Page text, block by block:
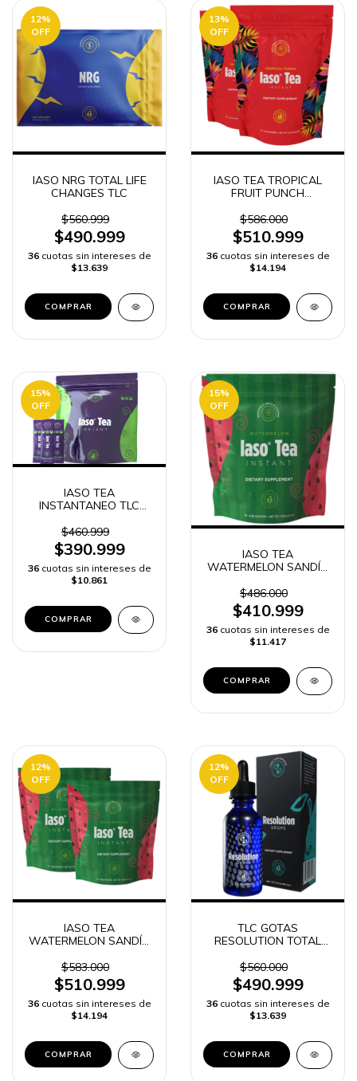
12%
OFF
IASO NRG TOTAL LIFE
CHANGES TLC
$560.999
$490.999
36 cuotas sin intereses de
$13.639
13%
OFF
IASO TEA TROPICAL
FRUIT PUNCH
LIFE CHANGES 50
SOBRES
$586.000
$510.999
36 cuotas sin intereses de
$14.194
15%
OFF
IASO TEA
INSTANTANEO TLC
25 sobres
$460.999
$390.999
36 cuotas sin intereses de
$10.861
15%
OFF
IASO TEA
WATERMELON SANDÍA
LIFE CHANGES TLC 25
SOBRES
$486.000
$410.999
36 cuotas sin intereses de
$11.417
12%
OFF
IASO TEA
WATERMELON SANDÍA
LIFE CHANGES TLC 50
SOBRES
$583.000
$510.999
36 cuotas sin intereses de
$14.194
12%
OFF
TLC GOTAS
RESOLUTION TOTAL
$560.000
$490.999
36 cuotas sin intereses de
$13.639